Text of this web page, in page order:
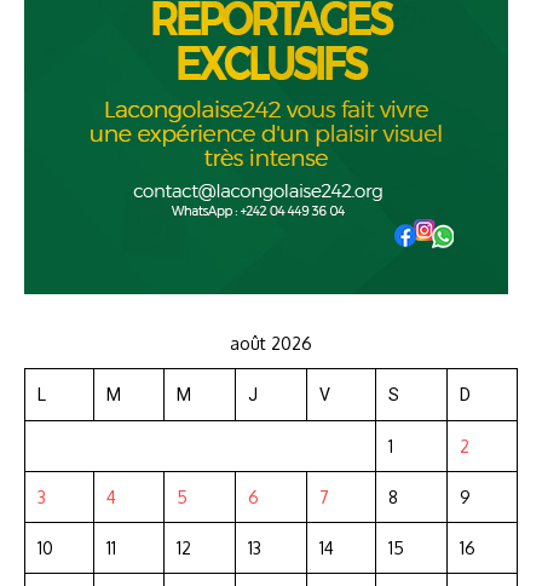
août 2026
L M M J V S D
1 2
3 4 5 6 7 8 9
10 11 12 13 14 15 16